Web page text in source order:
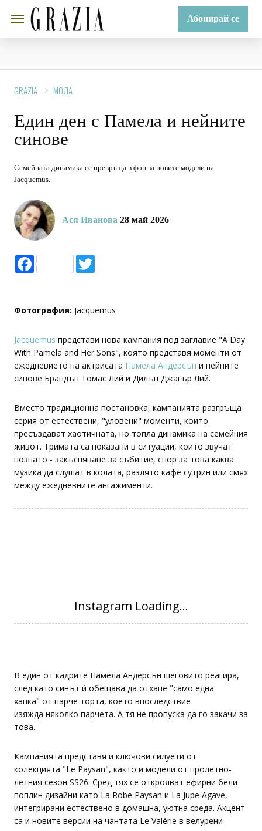
Абонирай се
GRAZIA МОДА
Един ден с Памела и нейните
синове
Семейната динамика се превръща в фон за новите модели на
Jacquemus.
Ася Иванова 28 май 2026
Facebook
Фотография: Jacquemus
Jacquemus представи нова кампания под заглавие "A Day
With Pamela and Her Sons", която представя моменти от
ежедневието на актрисата Памела Андерсън и нейните
синове Брандън Томас Лий и Дилън Джагър Лий.
Вместо традиционна постановка, кампанията разгръща
серия от естествени, "уловени" моменти, които
пресъздават хаотичната, но топла динамика на семейния
живот. Тримата са показани в ситуации, които звучат
познато - закъсняване за събитие, спор за това каква
музика да слушат в колата, разлято кафе сутрин или смях
между ежедневните ангажименти.
В един от кадрите Памела Андерсън шеговито реагира,
след като синът ѝ обещава да отхапе "само една
хапка" от парче торта, което впоследствие
изяжда няколко парчета. А тя не пропуска да го закачи за
това.
Кампанията представя и ключови силуети от
колекцията "Le Paysan", както и модели от пролетно-
летния сезон SS26. Сред тях се открояват ефирни бели
поплин дизайни като La Robe Paysan и La Jupe Agave,
интегрирани естествено в домашна, уютна среда. Акцент
са и новите версии на чантата Le Valérie в велурени